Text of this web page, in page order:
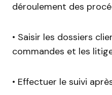
déroulement des
• Saisir les dossiers
commandes et les
• Effectuer le suivi